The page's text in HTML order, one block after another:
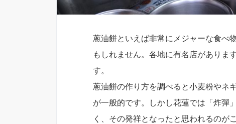
蔥油餅といえば非常にメジャーな食べ
もしれません。各地に有名店がありま
す。
蔥油餅の作り方を調べると小麦粉やネ
が一般的です。しかし花蓮では「炸彈
く、その発祥となったと思われるのが